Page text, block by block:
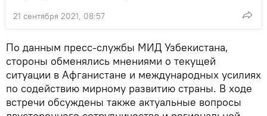
21 сентября 2021, 08:57
По данным пресс-службы МИД Узбекистана,
стороны обменялись мнениями о текущей
ситуации в Афганистане и международных усилиях
по содействию мирному развитию страны. В ходе
встречи обсуждены также актуальные вопросы